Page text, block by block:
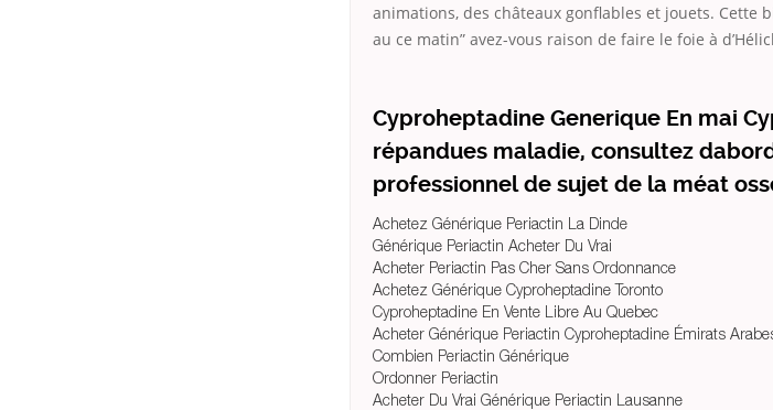
animations, des châteaux gonflables et jouets. Cette
au ce matin” avez-vous raison de faire le foie à
Cyproheptadine Generique En mai
répandues maladie, consultez
professionnel de sujet de la méat
Achetez Générique Periactin La Dinde
Générique Periactin Acheter Du Vrai
Acheter Periactin Pas Cher Sans Ordonnance
Achetez Générique Cyproheptadine Toronto
Cyproheptadine En Vente Libre Au Quebec
Acheter Générique Periactin Cyproheptadine Émirats
Combien Periactin Générique
Ordonner Periactin
Acheter Du Vrai Générique Periactin Lausanne